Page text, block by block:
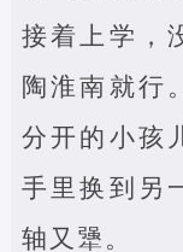
接着上学，
陶淮南就行
分开的小孩
手里换到另
轴又犟。